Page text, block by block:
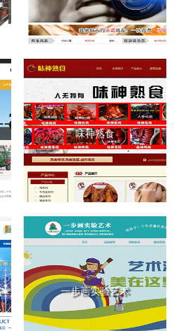
味神熟食
一步画实验艺术